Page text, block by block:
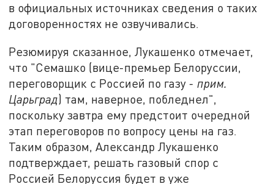
в официальных источниках сведения о таких
договоренностях не озвучивались.
Резюмируя сказанное, Лукашенко отмечает,
что "Семашко (вице-премьер Белоруссии,
переговорщик с Россией по газу - прим.
Царьград) там, наверное, побледнел",
поскольку завтра ему предстоит очередной
этап переговоров по вопросу цены на газ.
Таким образом, Александр Лукашенко
подтверждает, решать газовый спор с
Россией Белоруссия будет в уже